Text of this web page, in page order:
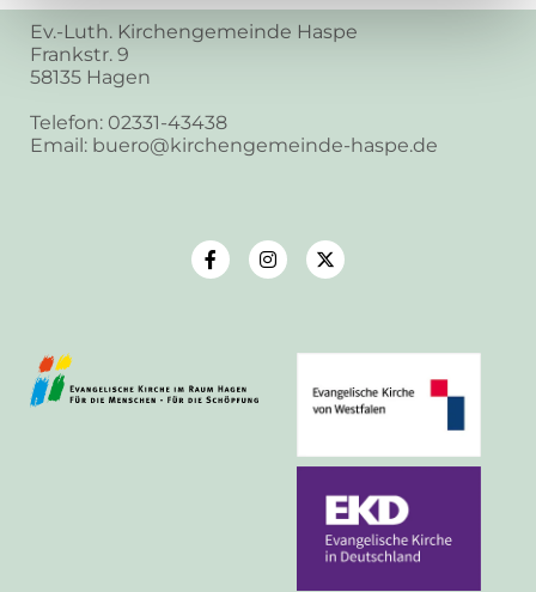
Ev.-Luth. Kirchengemeinde Haspe
Frankstr. 9
58135 Hagen
Telefon: 02331-43438
Email: buero@kirchengemeinde-haspe.de